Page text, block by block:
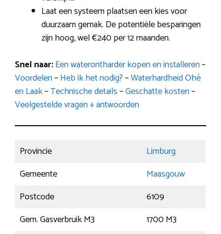
Laat een systeem plaatsen een kies voor
duurzaam gemak. De potentiële besparingen
zijn hoog, wel €240 per 12 maanden.
Snel naar:Een waterontharder kopen en installeren–
Voordelen–Heb ik het nodig?–Waterhardheid Ohé
en Laak–Technische details–Geschatte kosten–
Veelgestelde vragen + antwoorden
Provincie
Limburg
Gemeente
Maasgouw
Postcode
6109
Gem. Gasverbruik M3
1700 M3